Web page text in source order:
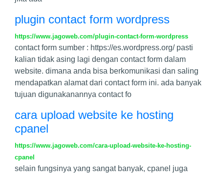
plugin contact form wordpress
https://www.jagoweb.com/plugin-contact-form-wordpress
contact form sumber : https://es.wordpress.org/ pasti
kalian tidak asing lagi dengan contact form dalam
website. dimana anda bisa berkomunikasi dan saling
mendapatkan alamat dari contact form ini. ada banyak
tujuan digunakanannya contact fo
cara upload website ke hosting
cpanel
https://www.jagoweb.com/cara-upload-website-ke-hosting-
cpanel
selain fungsinya yang sangat banyak, cpanel juga